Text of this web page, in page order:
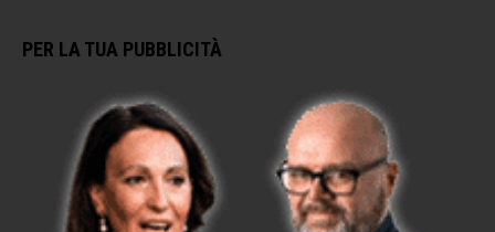
PER LA TUA PUBBLICITÀ